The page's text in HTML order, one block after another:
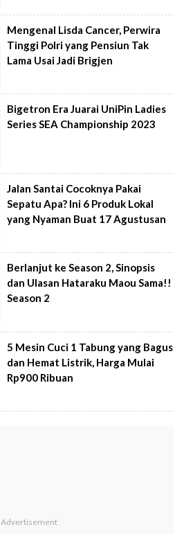
Mengenal Lisda Cancer, Perwira
Tinggi Polri yang Pensiun Tak
Lama Usai Jadi Brigjen
Bigetron Era Juarai UniPin Ladies
Series SEA Championship 2023
Jalan Santai Cocoknya Pakai
Sepatu Apa? Ini 6 Produk Lokal
yang Nyaman Buat 17 Agustusan
Berlanjut ke Season 2, Sinopsis
dan Ulasan Hataraku Maou Sama!!
Season 2
5 Mesin Cuci 1 Tabung yang Bagus
dan Hemat Listrik, Harga Mulai
Rp900 Ribuan